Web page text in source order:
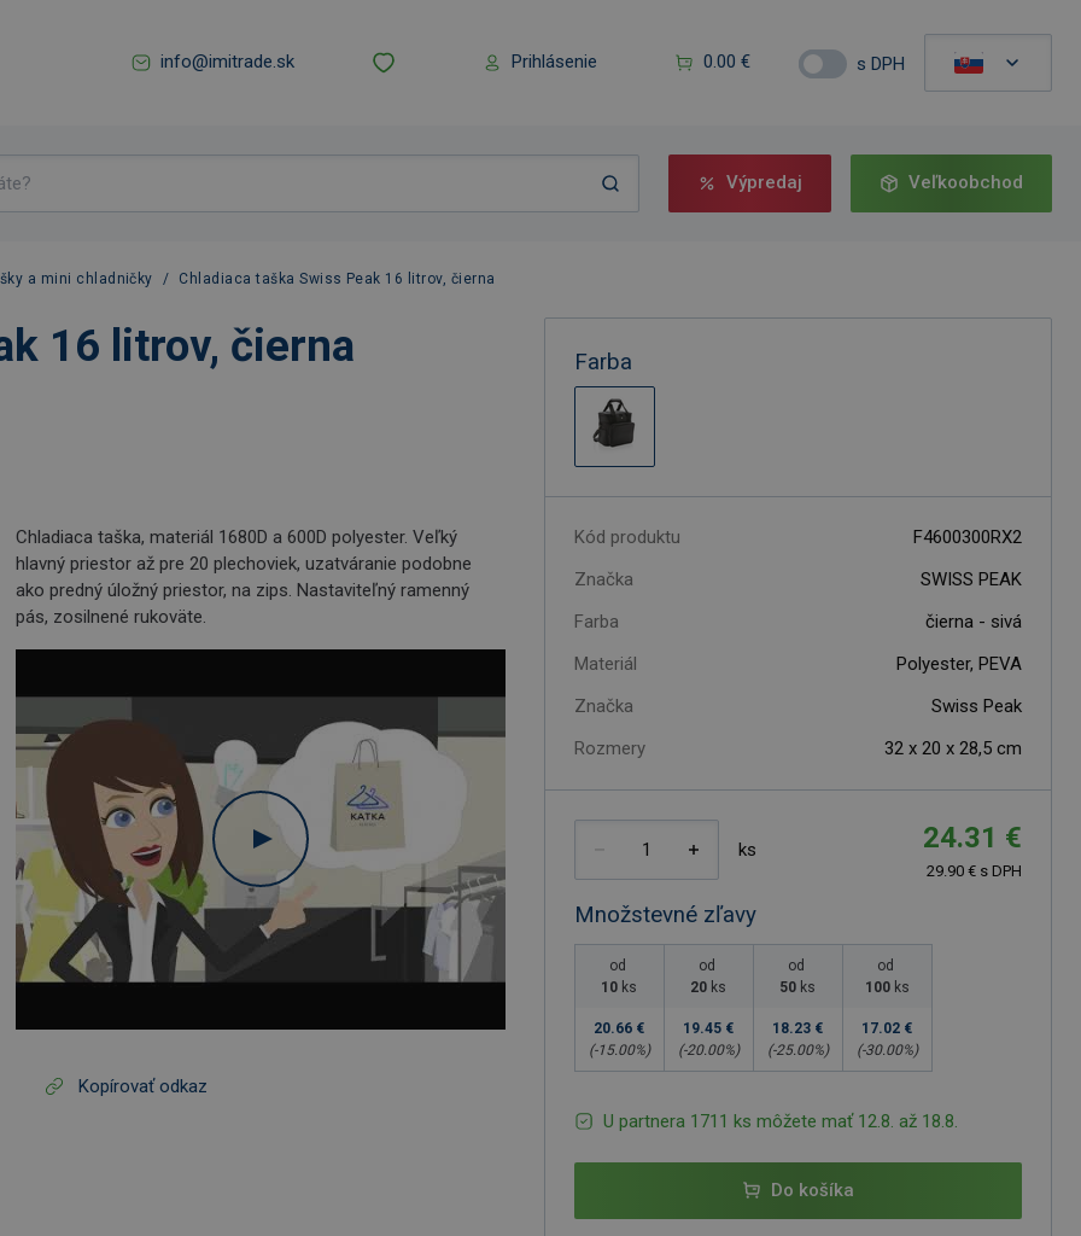
info@imitrade.sk Prihlásenie 0.00 € s DPH
Výpredaj Veľkoobchod
a mini chladničky / Chladiaca taška Swiss Peak 16 litrov, čierna
16 litrov, čierna
Chladiaca taška, materiál 1680D a 600D polyester. Veľký
hlavný priestor až pre 20 plechoviek, uzatváranie podobne
ako predný úložný priestor, na zips. Nastaviteľný ramenný
pás, zosilnené rukoväte.
Kopírovať odkaz
Farba
Kód produktu
F4600300RX2
Značka
SWISS PEAK
Farba
čierna - sivá
Materiál
Polyester, PEVA
Značka
Swiss Peak
Rozmery
32 x 20 x 28,5 cm
ks 24.31 €
29.90 € s DPH
Množstevné zľavy
od
10 ks
20.66 €
(-15.00%)
od
20 ks
19.45 €
(-20.00%)
od
50 ks
18.23 €
(-25.00%)
od
100 ks
17.02 €
(-30.00%)
U partnera 1711 ks môžete mať 12.8. až 18.8.
Do košíka